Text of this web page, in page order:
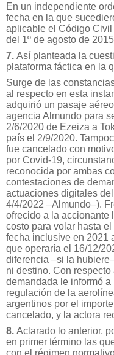
En un independiente
fecha en la que
aplicable el Código
del 1º de agosto de
7. Así planteada la
plataforma fáctica en la
Surge de las
al respecto en esta
adquirió un pasaje
agencia Almundo para
2/6/2020 de Ezeiza a
país el 2/9/2020.
fue cancelado con
por Covid-19,
reconocida por ambas
contestaciones de
actuaciones digitales
4/4/2022 –Almundo–).
ofrecido a la accionante
costo para volar hasta
fecha inclusive en 2021
que operaría el 16/12/
diferencia –si la
ni destino. Con
demandada le informó
regulación de la
argentinos por el
cancelado, y la actora
8. Aclarado lo anterior,
en primer término las
con el régimen